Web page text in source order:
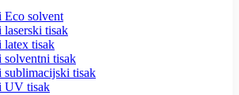
solvent
tisak
tisak
tisak
tisak
UV tisak